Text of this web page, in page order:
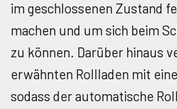
im geschlossenen Zustand
machen und um sich beim
zu können. Darüber hinaus
erwähnten Rollladen mit
sodass der automatische